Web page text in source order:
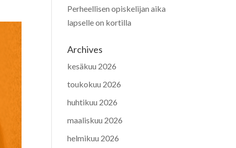
Perheellisen opiskelijan aika
lapselle on kortilla
Archives
kesäkuu 2026
toukokuu 2026
huhtikuu 2026
maaliskuu 2026
helmikuu 2026